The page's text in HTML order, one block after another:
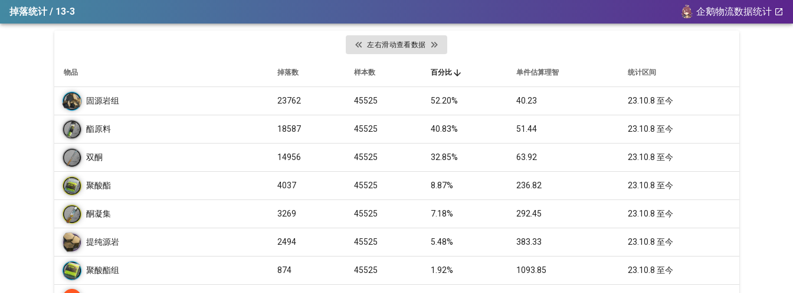
掉落统计 / 13-3 企鹅物流数据统计
左右滑动查看数据
物品 掉落数 样本数 百分比 单件估算理智 统计区间
固源岩组 23762 45525 52.20% 40.23 23.10.8 至今
酯原料 18587 45525 40.83% 51.44 23.10.8 至今
双酮 14956 45525 32.85% 63.92 23.10.8 至今
聚酸酯 4037 45525 8.87% 236.82 23.10.8 至今
酮凝集 3269 45525 7.18% 292.45 23.10.8 至今
提纯源岩 2494 45525 5.48% 383.33 23.10.8 至今
聚酸酯组 874 45525 1.92% 1093.85 23.10.8 至今